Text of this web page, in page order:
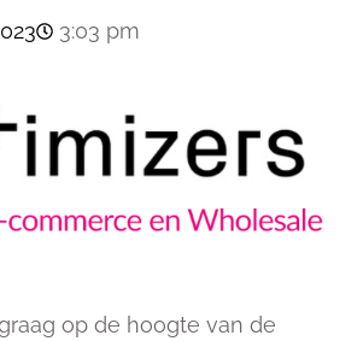
3:03 pm
op de hoogte van de